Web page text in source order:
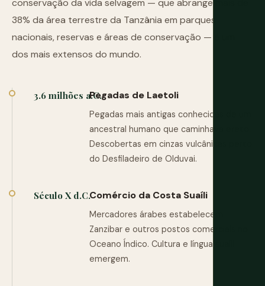
conservação da vida selvagem — que abrange mais de
38% da área terrestre da Tanzânia em parques
nacionais, reservas e áreas de conservação — é um
dos mais extensos do mundo.
3.6 milhões a.C.Pegadas de Laetoli
Pegadas mais antigas conhecidas de um
ancestral humano que caminhava ereto.
Descobertas em cinzas vulcânicas perto
do Desfiladeiro de Olduvai.
Século X d.C.Comércio da Costa Suaíli
Mercadores árabes estabelecem
Zanzibar e outros postos comerciais no
Oceano Índico. Cultura e língua suaíli
emergem.